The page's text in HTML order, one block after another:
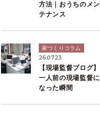
方法｜おうちのメン
テナンス
家づくりコラム
26.07.23
【現場監督ブログ】
一人前の現場監督に
なった瞬間